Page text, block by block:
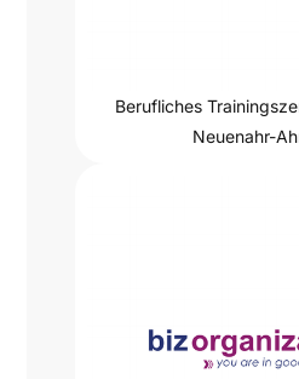
Berufliches
Neuenahr-